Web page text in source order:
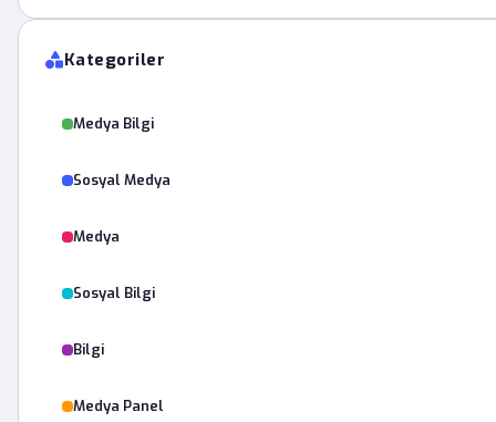
Kategoriler
Medya Bilgi
Sosyal Medya
Medya
Sosyal Bilgi
Bilgi
Medya Panel